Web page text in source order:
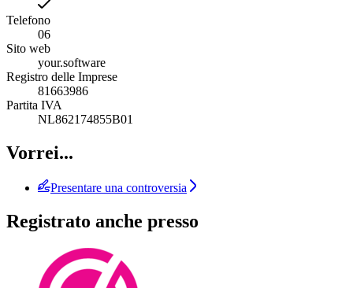
Telefono
06
Sito web
your.software
Registro delle Imprese
81663986
Partita IVA
NL862174855B01
Vorrei...
Presentare una controversia
Registrato anche presso